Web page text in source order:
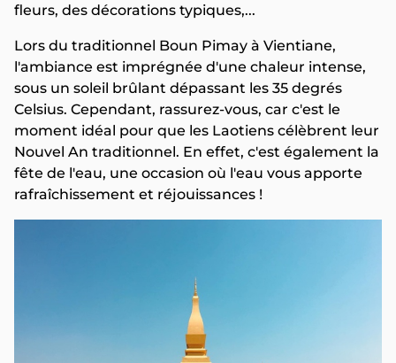
fleurs, des décorations typiques,...
Lors du traditionnel Boun Pimay à Vientiane,
l'ambiance est imprégnée d'une chaleur intense,
sous un soleil brûlant dépassant les 35 degrés
Celsius. Cependant, rassurez-vous, car c'est le
moment idéal pour que les Laotiens célèbrent leur
Nouvel An traditionnel. En effet, c'est également la
fête de l'eau, une occasion où l'eau vous apporte
rafraîchissement et réjouissances !